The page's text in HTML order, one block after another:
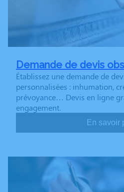
Demande de devis
Établissez une demande de
personnalisées : inhumation,
prévoyance… Devis en ligne
engagement.
En savoir